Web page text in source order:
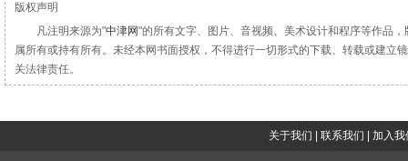
版权声明
凡注明来源为"中津网"的所有文字、图片、音视频、美术设计和程序等作品
属所有或持有所有。未经本网书面授权，不得进行一切形式的下载、转载或建立
关法律责任。
关于我们 联系我们 加入我